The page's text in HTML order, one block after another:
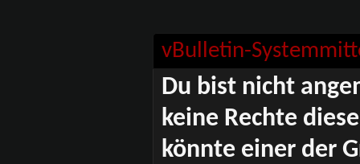
vBulletin-
Du bist nicht
keine Rechte
könnte einer der